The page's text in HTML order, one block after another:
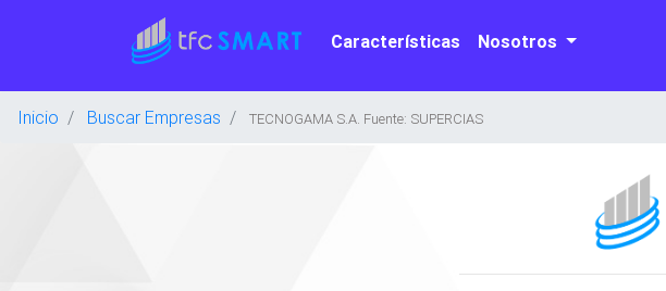
Características Nosotros
Inicio Buscar Empresas TECNOGAMA S.A. Fuente: SUPERCIAS